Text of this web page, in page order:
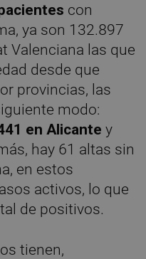
con
ya son 132.897
Valenciana las que
desde que
provincias, las
modo:
en Alicante y
hay 61 altas sin
en estos
activos, lo que
de positivos.
tienen,